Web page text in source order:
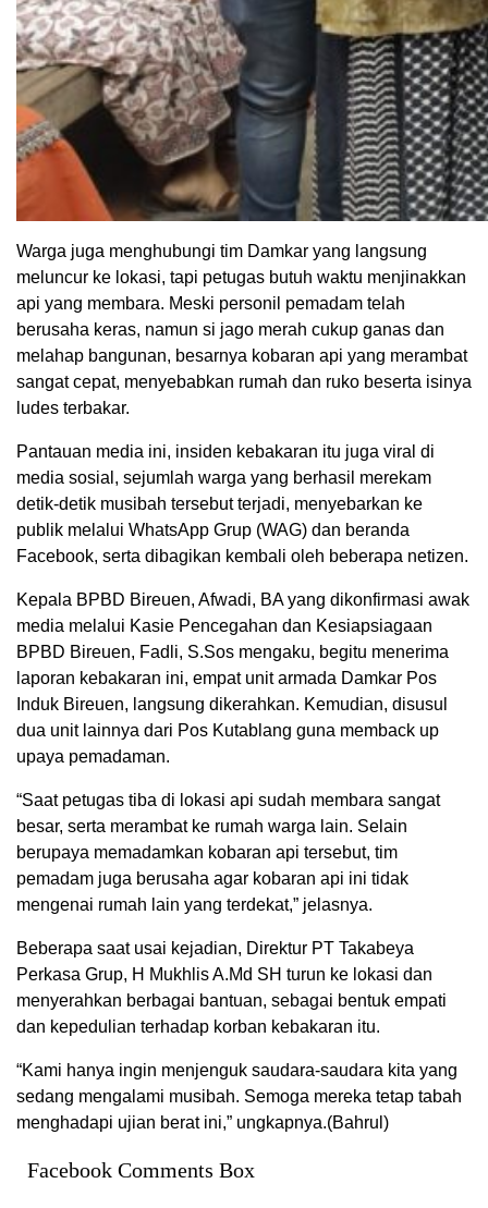
Warga juga menghubungi tim Damkar yang langsung
meluncur ke lokasi, tapi petugas butuh waktu menjinakkan
api yang membara. Meski personil pemadam telah
berusaha keras, namun si jago merah cukup ganas dan
melahap bangunan, besarnya kobaran api yang merambat
sangat cepat, menyebabkan rumah dan ruko beserta isinya
ludes terbakar.
Pantauan media ini, insiden kebakaran itu juga viral di
media sosial, sejumlah warga yang berhasil merekam
detik-detik musibah tersebut terjadi, menyebarkan ke
publik melalui WhatsApp Grup (WAG) dan beranda
Facebook, serta dibagikan kembali oleh beberapa netizen.
Kepala BPBD Bireuen, Afwadi, BA yang dikonfirmasi awak
media melalui Kasie Pencegahan dan Kesiapsiagaan
BPBD Bireuen, Fadli, S.Sos mengaku, begitu menerima
laporan kebakaran ini, empat unit armada Damkar Pos
Induk Bireuen, langsung dikerahkan. Kemudian, disusul
dua unit lainnya dari Pos Kutablang guna memback up
upaya pemadaman.
“Saat petugas tiba di lokasi api sudah membara sangat
besar, serta merambat ke rumah warga lain. Selain
berupaya memadamkan kobaran api tersebut, tim
pemadam juga berusaha agar kobaran api ini tidak
mengenai rumah lain yang terdekat,” jelasnya.
Beberapa saat usai kejadian, Direktur PT Takabeya
Perkasa Grup, H Mukhlis A.Md SH turun ke lokasi dan
menyerahkan berbagai bantuan, sebagai bentuk empati
dan kepedulian terhadap korban kebakaran itu.
“Kami hanya ingin menjenguk saudara-saudara kita yang
sedang mengalami musibah. Semoga mereka tetap tabah
menghadapi ujian berat ini,” ungkapnya.(Bahrul)
Facebook Comments Box